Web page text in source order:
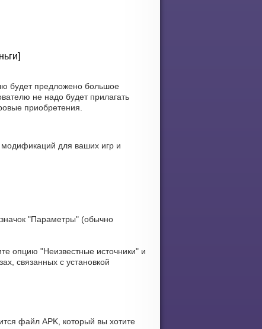
будет предложено большое
не надо будет прилагать
приобретения.
для ваших игр и
"Параметры" (обычно
опцию "Неизвестные источники" и
связанных с установкой
файл APK, который вы хотите